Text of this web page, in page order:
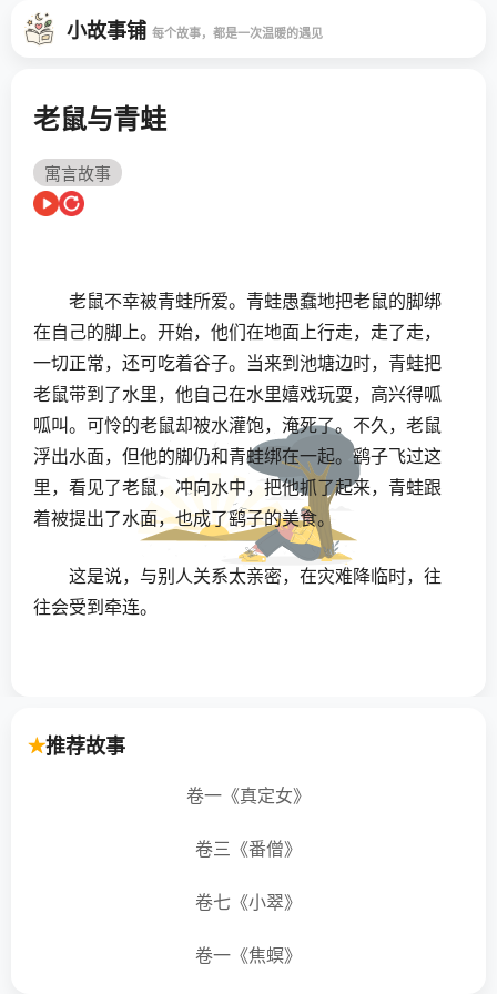
小故事铺 每个故事，都是一次温暖的遇见
老鼠与青蛙
寓言故事
老鼠不幸被青蛙所爱。青蛙愚蠢地把老鼠的脚绑
在自己的脚上。开始，他们在地面上行走，走了走，
一切正常，还可吃着谷子。当来到池塘边时，青蛙把
老鼠带到了水里，他自己在水里嬉戏玩耍，高兴得呱
呱叫。可怜的老鼠却被水灌饱，淹死了。不久，老鼠
浮出水面，但他的脚仍和青蛙绑在一起。鹞子飞过这
里，看见了老鼠，冲向水中，把他抓了起来，青蛙跟
着被提出了水面，也成了鹞子的美食。
这是说，与别人关系太亲密，在灾难降临时，往
往会受到牵连。
推荐故事
卷一《真定女》
卷三《番僧》
卷七《小翠》
卷一《焦螟》